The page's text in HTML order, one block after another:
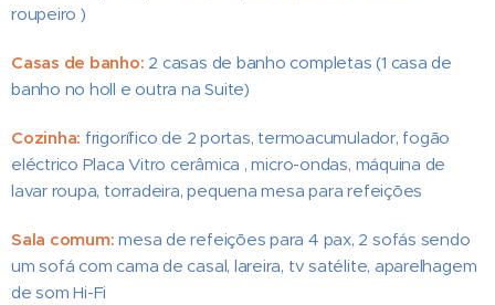
roupeiro )
Casas de banho: 2 casas de banho completas (1 casa de
banho no holl e outra na Suite)
Cozinha: frigorífico de 2 portas, termoacumulador, fogão
eléctrico Placa Vitro cerâmica , micro-ondas, máquina de
lavar roupa, torradeira, pequena mesa para refeições
Sala comum: mesa de refeições para 4 pax, 2 sofás sendo
um sofá com cama de casal, lareira, tv satélite, aparelhagem
de som Hi-Fi